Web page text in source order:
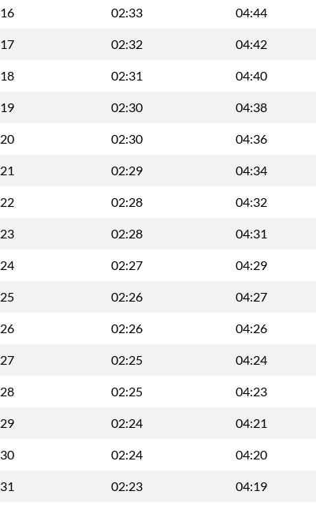
16 02:33 04:44
17 02:32 04:42
18 02:31 04:40
19 02:30 04:38
20 02:30 04:36
21 02:29 04:34
22 02:28 04:32
23 02:28 04:31
24 02:27 04:29
25 02:26 04:27
26 02:26 04:26
27 02:25 04:24
28 02:25 04:23
29 02:24 04:21
30 02:24 04:20
31 02:23 04:19